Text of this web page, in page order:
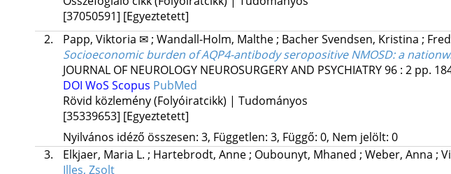
[37050591] [Egyeztetett]
2.
Papp, Viktoria ✉; Wandall-Holm, Malthe; Bacher Svendsen, Kristina ;
Socioeconomic burden of AQP4-antibody seropositive NMOSD: a
JOURNAL OF NEUROLOGY NEUROSURGERY AND PSYCHIATRY96: 2 pp.
DOI WoS Scopus PubMed
Rövid közlemény (Folyóiratcikk) | Tudományos
[35339653] [Egyeztetett]
Nyilvános idéző összesen: 3, Független: 3, Függő: 0, Nem jelölt: 0
3.
Elkjaer, Maria L. ; Hartebrodt, Anne; Oubounyt, Mhaned ; Weber, Anna ;
Illes, Zsolt